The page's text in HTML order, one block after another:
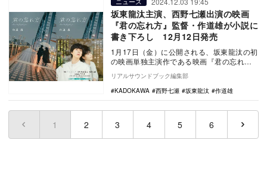
坂東龍汰主演、西野七瀬出演の映画
『君の忘れ方』監督・作道雄が小説に
書き下ろし 12月12日発売
1月17日（金）に公開される、坂東龍汰の初
の映画単独主演作である映画『君の忘れ
方』。今作で監督を務めた作道雄が書き下
ろした、小説…
リアルサウンドブック編集部
KADOKAWA
西野七瀬 坂東龍汰 作道雄
1 (current)
2 3 4 5 6